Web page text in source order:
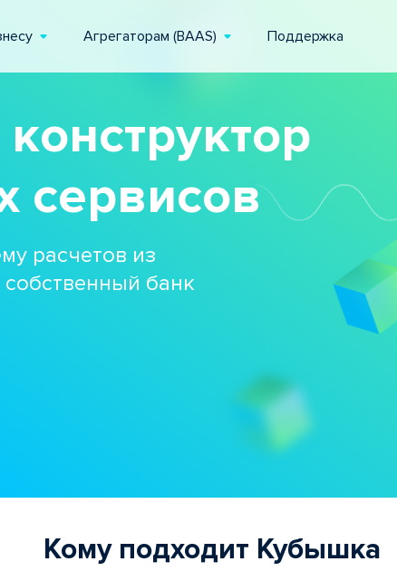
Агрегаторам (BAAS) Поддержка
сервисов
расчетов из
банк
Кому подходит Кубышка